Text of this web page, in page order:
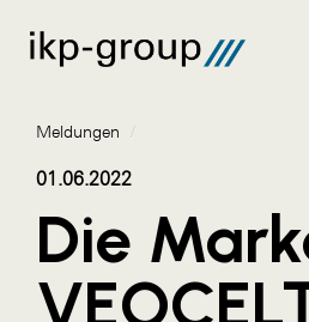
Meldungen
AKTUELLES
Meldungen /
01.06.2022
Die